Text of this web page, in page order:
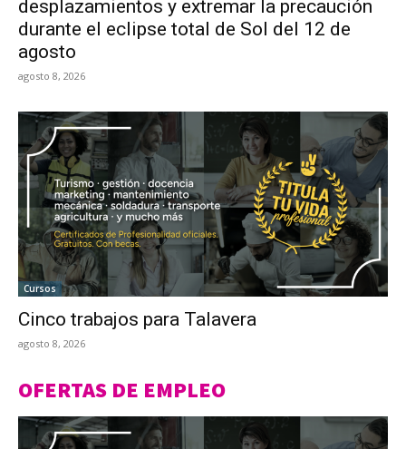
desplazamientos y extremar la precaución
durante el eclipse total de Sol del 12 de
agosto
agosto 8, 2026
Cursos
Cinco trabajos para Talavera
agosto 8, 2026
OFERTAS DE EMPLEO